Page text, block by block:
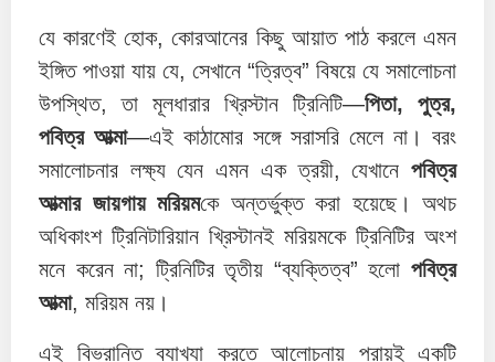
যে কারণেই হোক, কোরআনের কিছু আয়াত পাঠ করলে এমন
ইঙ্গিত পাওয়া যায় যে, সেখানে “ত্রিত্ব” বিষয়ে যে সমালোচনা
উপস্থিত, তা মূলধারার খ্রিস্টান ট্রিনিটি—পিতা, পুত্র,
পবিত্র আত্মা—এই কাঠামোর সঙ্গে সরাসরি মেলে না। বরং
সমালোচনার লক্ষ্য যেন এমন এক ত্রয়ী, যেখানে পবিত্র
আত্মার জায়গায় মরিয়মকে অন্তর্ভুক্ত করা হয়েছে। অথচ
অধিকাংশ ট্রিনিটারিয়ান খ্রিস্টানই মরিয়মকে ট্রিনিটির অংশ
মনে করেন না; ট্রিনিটির তৃতীয় “ব্যক্তিত্ব” হলো পবিত্র
আত্মা, মরিয়ম নয়।
এই বিভ্রান্তি ব্যাখ্যা করতে আলোচনায় প্রায়ই একটি